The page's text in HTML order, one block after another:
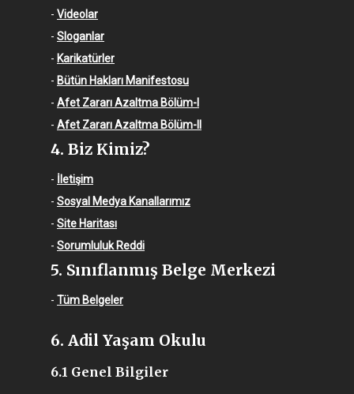
- Videolar
- Sloganlar
- Karikatürler
- Bütün Hakları Manifestosu
- Afet Zararı Azaltma Bölüm-I
- Afet Zararı Azaltma Bölüm-II
4. Biz Kimiz?
- İletişim
- Sosyal Medya Kanallarımız
- Site Haritası
- Sorumluluk Reddi
5. Sınıflanmış Belge Merkezi
- Tüm Belgeler
6. Adil Yaşam Okulu
6.1 Genel Bilgiler